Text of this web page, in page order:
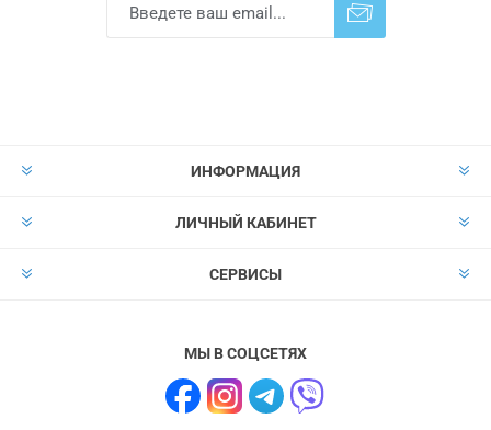
ИНФОРМАЦИЯ
ЛИЧНЫЙ КАБИНЕТ
СЕРВИСЫ
МЫ В СОЦСЕТЯХ